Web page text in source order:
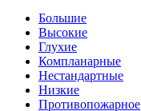
Большие
Высокие
Глухие
Компланарные
Нестандартные
Низкие
Противопожарное